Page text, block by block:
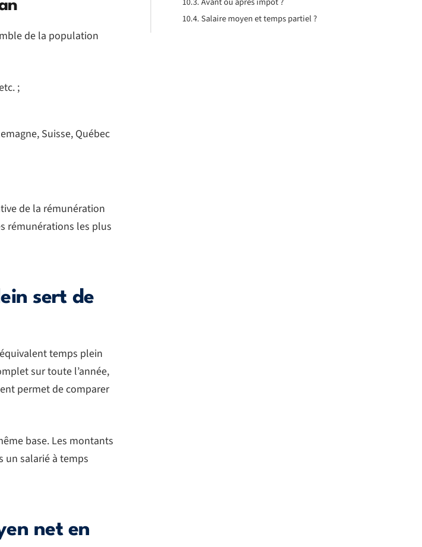
de la population
;
Suisse, Québec
de la rémunération
rémunérations les plus
sert de
temps plein
sur toute l’année,
permet de comparer
base. Les montants
un salarié à temps
net en
Salaire moyen et temps partiel ?